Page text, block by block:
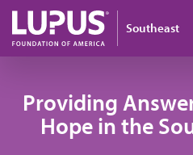
Pasar al contenido principal
Southeast
Providing
Hope in the